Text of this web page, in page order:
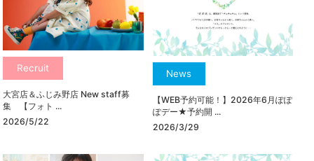
Recruit
大宮店＆ふじみ野店 New staff募
集 【フォト ...
2026/5/22
News
【WEB予約可能！】2026年6月ぽぽ
ぽデー★予約開 ...
2026/3/29